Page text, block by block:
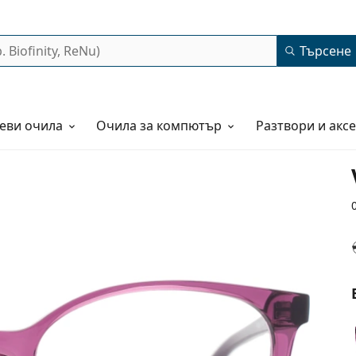
Търсене
очила Очила за компютър Разтвори и